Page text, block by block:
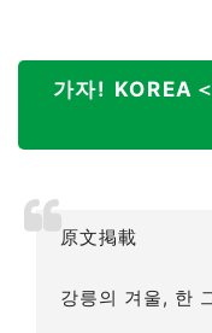
가자! KOREA
原文掲載
강릉의 겨울, 한